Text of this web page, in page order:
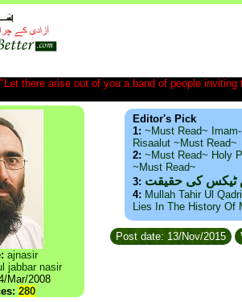
"Let there arise out of you a band of people
ajnasir
jabbar nasir
Mar/2008
280
Editor's Pick
1: ~Must Read~
Risaalut ~Must Read~
2: ~Must Read~ Holy
~Must Read~
3: ٹیکس کی حقیقت
4: Mullah Tahir Ul
Lies In The History Of
Post date: 13/Nov/2015